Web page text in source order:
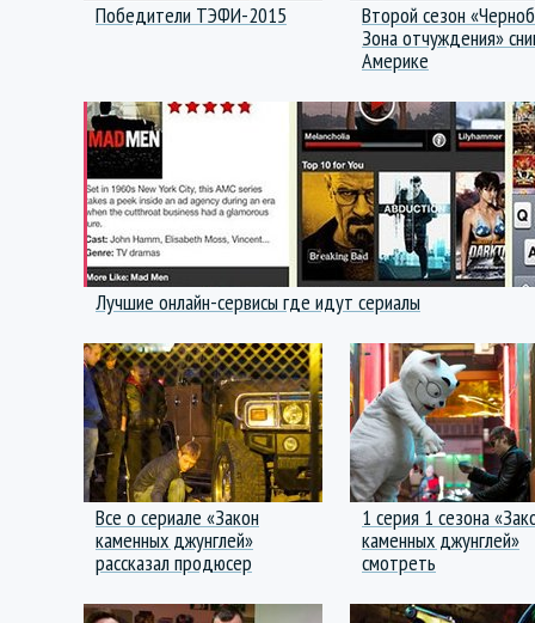
Победители ТЭФИ-2015
Второй сезон
Зона отчуждения»
Америке
Лучшие онлайн-сервисы где идут сериалы
Все о сериале «Закон
каменных джунглей»
рассказал продюсер
1 серия 1 сезона
каменных джунглей»
смотреть